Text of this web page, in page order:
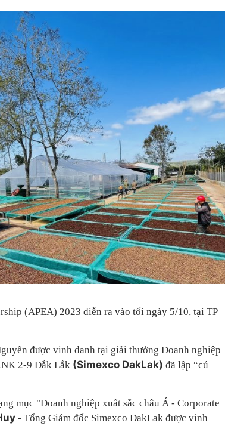
(APEA) 2023 diễn ra vào tối ngày 5/10, tại TP
được vinh danh tại giải thưởng Doanh nghiệp
2-9 Đắk Lắk (Simexco DakLak) đã lập “cú
mục "Doanh nghiệp xuất sắc châu Á - Corporate
- Tổng Giám đốc Simexco DakLak được vinh